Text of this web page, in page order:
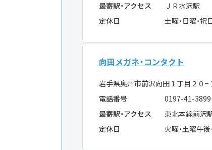
最寄駅・アクセス
ＪＲ水沢駅
定休日
土曜・日曜・祝
向田メガネ・コンタクト
岩手県奥州市前沢向田１丁目２０
電話番号
0197-41-3899
最寄駅・アクセス
東北本線前沢
定休日
火曜・土曜午後